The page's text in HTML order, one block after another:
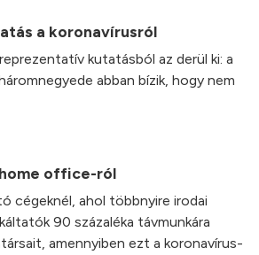
a koronavírusról
kutatásból az derül ki: a
abban bízik, hogy nem
office-ról
cégeknél, ahol többnyire irodai
90 százaléka távmunkára
amennyiben ezt a koronavírus-